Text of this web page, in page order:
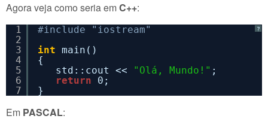
Agora veja como seria emC++:
?
1
2
3
4
5
6
7
#include "iostream"
int main()
{
std::cout <<
"Olá, Mundo!" ;
return
0;
}
Em PASCAL: